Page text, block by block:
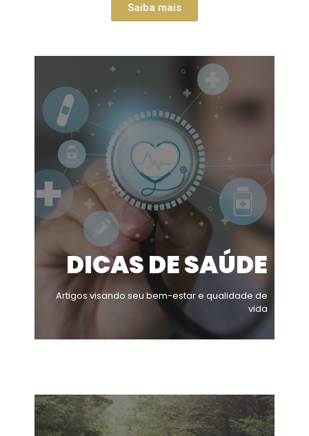
Saiba mais
DICAS DE SAÚDE
Artigos visando seu bem-estar e qualidade de
vida